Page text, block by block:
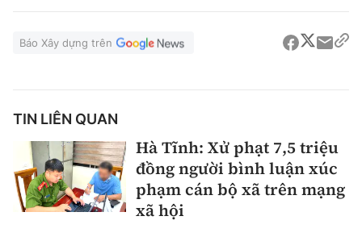
Báo Xây dựng trên
TIN LIÊN QUAN
Hà Tĩnh: Xử phạt 7,5 triệu
đồng người bình luận xúc
phạm cán bộ xã trên mạng
xã hội